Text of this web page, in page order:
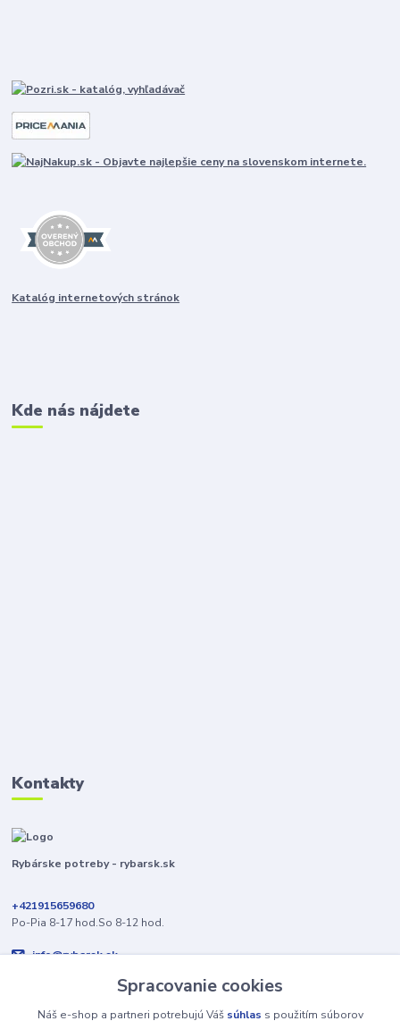
Katalóg internetových stránok
Kde nás nájdete
Kontakty
Rybárske potreby - rybarsk.sk
+421915659680
Po-Pia 8-17 hod.So 8-12 hod.
info@rybarsk.sk
Spracovanie cookies
Náš e-shop a partneri potrebujú Váš súhlas s použitím súborov